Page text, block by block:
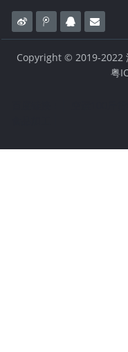
Copyright © 2019-2022
粤